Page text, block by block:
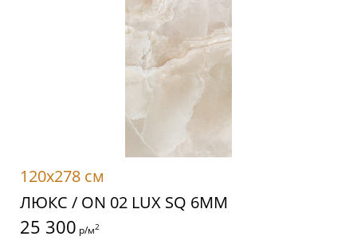
120x278 см
ЛЮКС / ON 02 LUX SQ 6MM
25 300 р/м2